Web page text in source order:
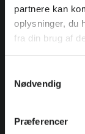
partnere kan
oplysninger, du
fra din brug af
Nødvendig
Præferencer
DTDA -
at fremme
arbejdstagerne,